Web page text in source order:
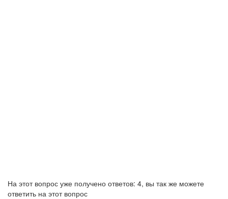
На этот вопрос уже получено ответов: 4, вы так же можете
ответить на этот вопрос